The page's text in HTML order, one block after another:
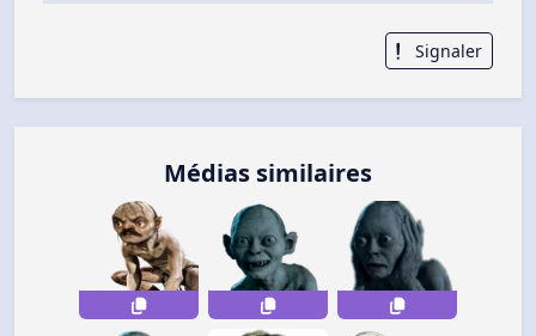
Signaler
Médias similaires